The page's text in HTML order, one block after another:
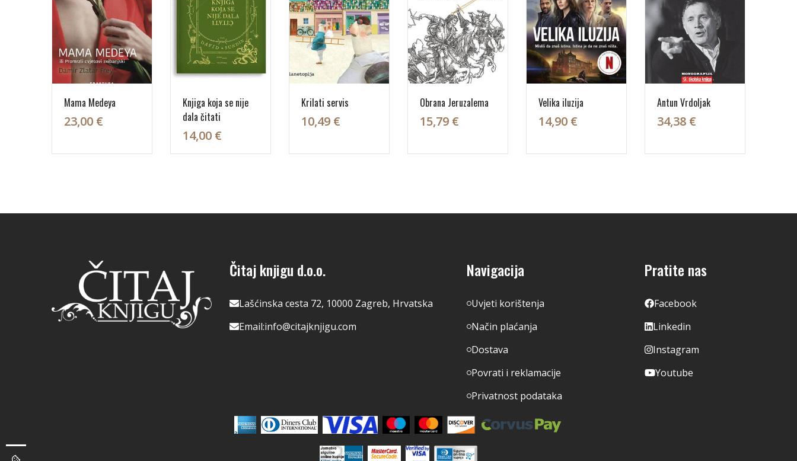
Mama Medeya
23,00 €
Knjiga koja se nije
dala čitati
14,00 €
Krilati servis
10,49 €
Obrana Jeruzalema
15,79 €
Velika iluzija
14,90 €
Antun Vrdoljak
34,38 €
Čitaj knjigu d.o.o.
Lašćinska cesta 72, 10000 Zagreb, Hrvatska
Email:info@citajknjigu.com
Navigacija
Uvjeti korištenja
Način plaćanja
Dostava
Povrati i reklamacije
Privatnost podataka
Pratite nas
Facebook
Linkedin
Instagram
Youtube